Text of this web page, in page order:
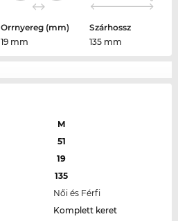
Orrnyereg (mm)
19 mm
Szárhossz
135 mm
M
51
19
135
Női és Férfi
Komplett keret